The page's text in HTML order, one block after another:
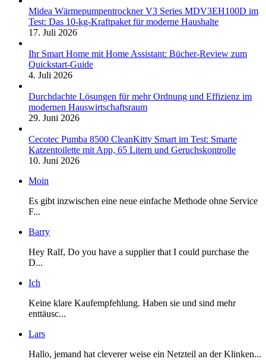
Midea Wärmepumpentrockner V3 Series MDV3EH100D im
Test: Das 10-kg-Kraftpaket für moderne Haushalte
17. Juli 2026
Ihr Smart Home mit Home Assistant: Bücher-Review zum
Quickstart-Guide
4. Juli 2026
Durchdachte Lösungen für mehr Ordnung und Effizienz im
modernen Hauswirtschaftsraum
29. Juni 2026
Cecotec Pumba 8500 CleanKitty Smart im Test: Smarte
Katzentoilette mit App, 65 Litern und Geruchskontrolle
10. Juni 2026
Moin
Es gibt inzwischen eine neue einfache Methode ohne Service
F...
Barry
Hey Ralf, Do you have a supplier that I could purchase the
D...
Ich
Keine klare Kaufempfehlung. Haben sie und sind mehr
enttäusc...
Lars
Hallo, jemand hat cleverer weise ein Netzteil an der Klinken...